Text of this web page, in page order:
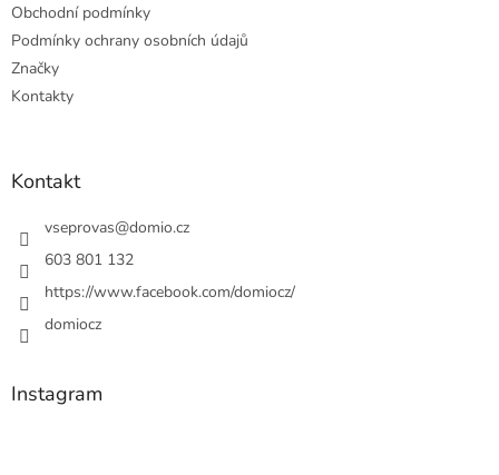
Obchodní podmínky
Podmínky ochrany osobních údajů
Značky
Kontakty
Kontakt
vseprovas@domio.cz
603 801 132
https://www.facebook.com/domiocz/
domiocz
Instagram